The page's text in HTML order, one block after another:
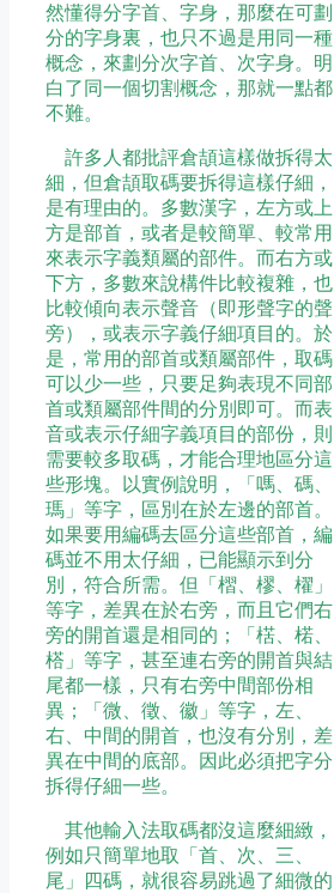
然懂得分字首、字身，那麼在可劃
分的字身裏，也只不過是用同一種
概念，來劃分次字首、次字身。明
白了同一個切割概念，那就一點都
不難。
許多人都批評倉頡這樣做拆得太
細，但倉頡取碼要拆得這樣仔細，
是有理由的。多數漢字，左方或上
方是部首，或者是較簡單、較常用
來表示字義類屬的部件。而右方或
下方，多數來說構件比較複雜，也
比較傾向表示聲音（即形聲字的聲
旁），或表示字義仔細項目的。於
是，常用的部首或類屬部件，取碼
可以少一些，只要足夠表現不同部
首或類屬部件間的分別即可。而表
音或表示仔細字義項目的部份，則
需要較多取碼，才能合理地區分這
些形塊。以實例說明，「嗎、碼、
瑪」等字，區別在於左邊的部首。
如果要用編碼去區分這些部首，編
碼並不用太仔細，已能顯示到分
別，符合所需。但「槢、樛、櫂」
等字，差異在於右旁，而且它們右
旁的開首還是相同的；「楛、楉、
榙」等字，甚至連右旁的開首與結
尾都一樣，只有右旁中間部份相
異；「微、徵、徽」等字，左、
右、中間的開首，也沒有分別，差
異在中間的底部。因此必須把字分
拆得仔細一些。
其他輸入法取碼都沒這麼細緻，
例如只簡單地取「首、次、三、
尾」四碼，就很容易跳過了細微的